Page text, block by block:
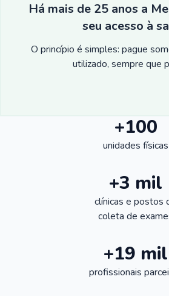
Há mais de 25 anos a
seu acesso à
O princípio é simples: pague
utilizado, sempre que
+100
unidades físicas
+3 mil
clínicas e postos
coleta de
+19 mil
profissionais